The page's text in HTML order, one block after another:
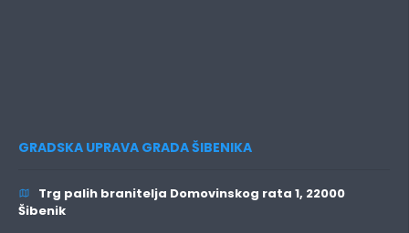
GRADSKA UPRAVA GRADA ŠIBENIKA
Trg palih branitelja Domovinskog rata 1, 22000
Šibenik